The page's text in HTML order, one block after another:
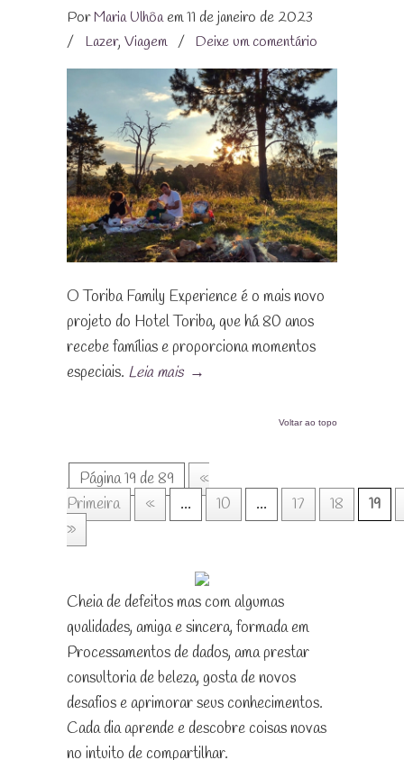
PorMaria Ulhôaem 11 de janeiro de 2023
/
Lazer, Viagem / Deixe um comentário
O Toriba Family Experience é o mais novo
projeto do Hotel Toriba, que há 80 anos
recebe famílias e proporciona momentos
especiais. Leia mais →
Voltar ao topo
Página 19 de 89
«
Primeira
« ... 10 ... 17 18
19
»
Cheia de defeitos mas com algumas
qualidades, amiga e sincera, formada em
Processamentos de dados, ama prestar
consultoria de beleza, gosta de novos
desafios e aprimorar seus conhecimentos.
Cada dia aprende e descobre coisas novas
no intuito de compartilhar.